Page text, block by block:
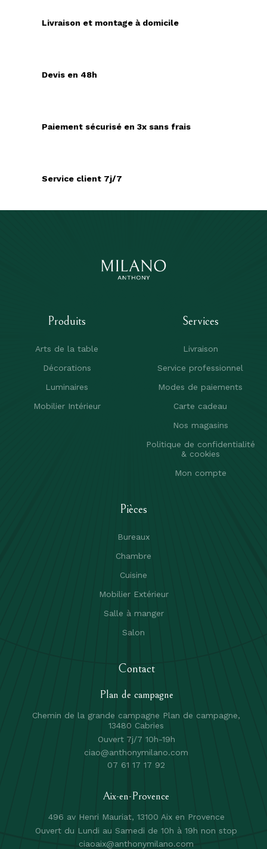
Livraison et montage à domicile
Devis en 48h
Paiement sécurisé en 3x sans frais
Service client 7j/7
Produits
Arts de la table
Décorations
Luminaires
Mobilier Intérieur
Services
Livraison
Service professionnel
Modes de paiements
Carte cadeau
Nos magasins
Politique de confidentialité
& cookies
Mon compte
Pièces
Bureaux
Chambre
Cuisine
Mobilier Extérieur
Salle à manger
Salon
Contact
Plan de campagne
Chemin de la grande campagne Plan de campagne,
13480 Cabries
Ouvert 7j/7 10h-19h
ciao@anthonymilano.com
07 61 17 17 92
Aix-en-Provence
496 av Henri Mauriat, 13100 Aix en Provence
Ouvert du Lundi au Samedi de 10h à 19h non stop
ciaoaix@anthonymilano.com